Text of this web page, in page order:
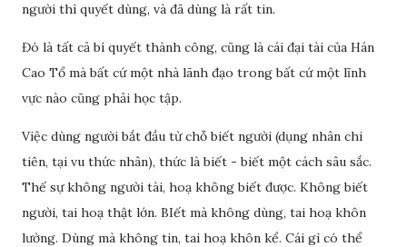
người thì quyết dùng, và đã dùng là rất tin.
Đó là tất cả bí quyết thành công, cũng là cái đại tài của Hán
Cao Tổ mà bất cứ một nhà lãnh đạo trong bất cứ một lĩnh
vực nào cũng phải học tập.
Việc dùng người bắt đầu từ chỗ biết người (dụng nhân chi
tiên, tại vu thức nhân), thức là biết - biết một cách sâu sắc.
Thế sự không người tài, hoạ không biết được. Không biết
người, tai hoạ thật lớn. BIết mà không dùng, tai hoạ khôn
lường. Dùng mà không tin, tai hoạ khôn kể. Cái gì có thể